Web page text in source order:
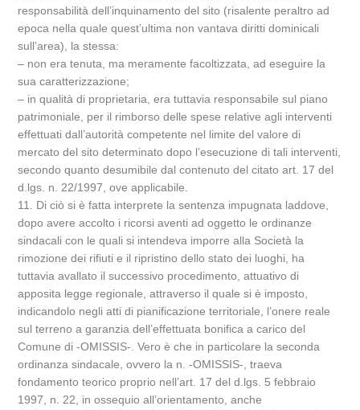
responsabilità dell’inquinamento del sito (risalente peraltro ad
epoca nella quale quest’ultima non vantava diritti dominicali
sull’area), la stessa:
– non era tenuta, ma meramente facoltizzata, ad eseguire la
sua caratterizzazione;
– in qualità di proprietaria, era tuttavia responsabile sul piano
patrimoniale, per il rimborso delle spese relative agli interventi
effettuati dall’autorità competente nel limite del valore di
mercato del sito determinato dopo l’esecuzione di tali interventi,
secondo quanto desumibile dal contenuto del citato art. 17 del
d.lgs. n. 22/1997, ove applicabile.
11. Di ciò si è fatta interprete la sentenza impugnata laddove,
dopo avere accolto i ricorsi aventi ad oggetto le ordinanze
sindacali con le quali si intendeva imporre alla Società la
rimozione dei rifiuti e il ripristino dello stato dei luoghi, ha
tuttavia avallato il successivo procedimento, attuativo di
apposita legge regionale, attraverso il quale si è imposto,
indicandolo negli atti di pianificazione territoriale, l’onere reale
sul terreno a garanzia dell’effettuata bonifica a carico del
Comune di -OMISSIS-. Vero è che in particolare la seconda
ordinanza sindacale, ovvero la n. -OMISSIS-, traeva
fondamento teorico proprio nell’art. 17 del d.lgs. 5 febbraio
1997, n. 22, in ossequio all’orientamento, anche